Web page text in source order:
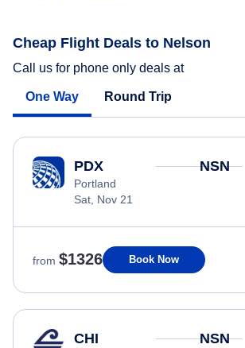
Cheap Flight Deals to Nelson
Call us for phone only deals at
One Way Round Trip
PDX
Portland
Sat, Nov 21
NSN
from $1326 Book Now
CHI NSN